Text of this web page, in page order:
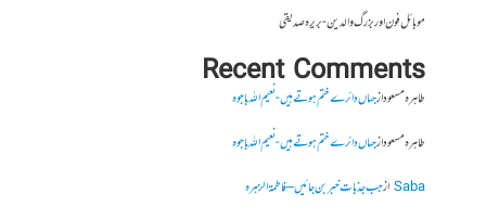
موبائل فون اور بزرگ والدین- بریرہ صدیقی
Recent Comments
طاہرہ مسعودازجہاں دائرے ختم ہوتے ہیں- نعیم اللہ باجوہ
طاہرہ مسعودازجہاں دائرے ختم ہوتے ہیں- نعیم اللہ باجوہ
Sabaازجب جذبات خبر بن جائیں – فاطمۃالزہرہ